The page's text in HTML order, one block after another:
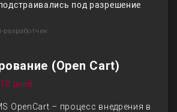
под разрешение
(Open Cart)
дней
OpenCart – процесс внедрения в